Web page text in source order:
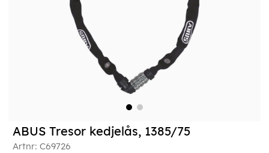
ABUS Tresor kedjelås, 1385/75
Artnr: C69726